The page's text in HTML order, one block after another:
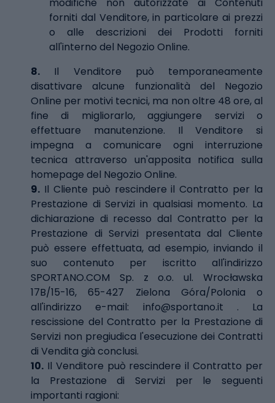
forniti dal Venditore, in particolare ai prezzi
o alle descrizioni dei Prodotti forniti
all'interno del Negozio Online.
8. Il Venditore può temporaneamente
disattivare alcune funzionalità del Negozio
Online per motivi tecnici, ma non oltre 48 ore, al
fine di migliorarlo, aggiungere servizi o
effettuare manutenzione. Il Venditore si
impegna a comunicare ogni interruzione
tecnica attraverso un'apposita notifica sulla
homepage del Negozio Online.
9. Il Cliente può rescindere il Contratto per la
Prestazione di Servizi in qualsiasi momento. La
dichiarazione di recesso dal Contratto per la
Prestazione di Servizi presentata dal Cliente
può essere effettuata, ad esempio, inviando il
suo contenuto per iscritto all'indirizzo
SPORTANO.COM Sp. z o.o. ul. Wrocławska
17B/15-16, 65-427 Zielona Góra/Polonia o
all'indirizzo e-mail: info@sportano.it . La
rescissione del Contratto per la Prestazione di
Servizi non pregiudica l'esecuzione dei Contratti
di Vendita già conclusi.
10. Il Venditore può rescindere il Contratto per
la Prestazione di Servizi per le seguenti
importanti ragioni: